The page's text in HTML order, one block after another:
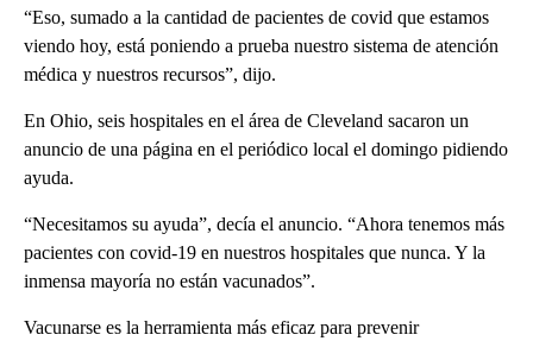
“Eso, sumado a la cantidad de pacientes de covid que estamos
viendo hoy, está poniendo a prueba nuestro sistema de atención
médica y nuestros recursos”, dijo.
En Ohio, seis hospitales en el área de Cleveland sacaron un
anuncio de una página en el periódico local el domingo pidiendo
ayuda.
“Necesitamos su ayuda”, decía el anuncio. “Ahora tenemos más
pacientes con covid-19 en nuestros hospitales que nunca. Y la
inmensa mayoría no están vacunados”.
Vacunarse es la herramienta más eficaz para prevenir